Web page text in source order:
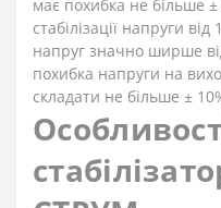
має похибка не більше
стабілізації напруги
напруг значно ширше
похибка напруги на
складати не більше ±